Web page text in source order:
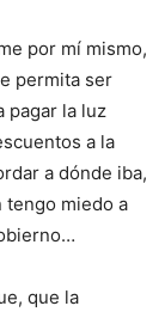
por mí mismo,
permita ser
pagar la luz
a la
a dónde iba,
tengo miedo a
que la